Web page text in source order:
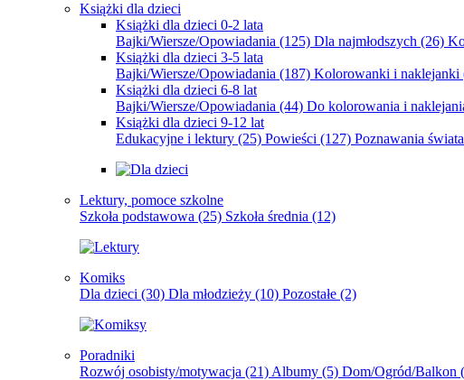
Książki dla dzieci
Książki dla dzieci 0-2 lata
Bajki/Wiersze/Opowiadania (125) Dla najmłodszych (26)
Książki dla dzieci 3-5 lata
Bajki/Wiersze/Opowiadania (187) Kolorowanki i naklejanki
Książki dla dzieci 6-8 lat
Bajki/Wiersze/Opowiadania (44) Do kolorowania i
Książki dla dzieci 9-12 lat
Edukacyjne i lektury (25) Powieści (127) Poznawania świata
Lektury, pomoce szkolne
Szkoła podstawowa (25) Szkoła średnia (12)
Komiks
Dla dzieci (30) Dla młodzieży (10) Pozostałe (2)
Poradniki
Rozwój osobisty/motywacja (21) Albumy (5) Dom/Ogród/Balkon